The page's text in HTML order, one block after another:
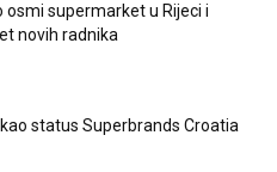
osmi supermarket u Rijeci i
novih radnika
status Superbrands Croatia